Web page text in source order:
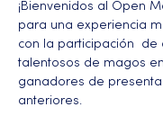
¡Bienvenidos al Open
para una experiencia
con la participación  de
talentosos de magos
ganadores de
anteriores.